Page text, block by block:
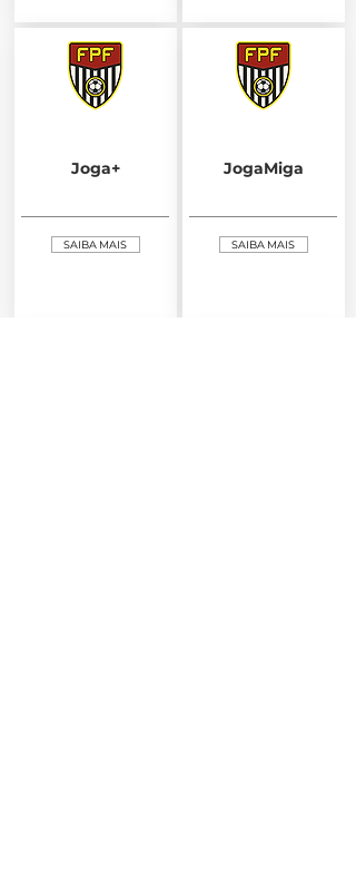
Joga+
SAIBA MAIS
JogaMiga
SAIBA MAIS